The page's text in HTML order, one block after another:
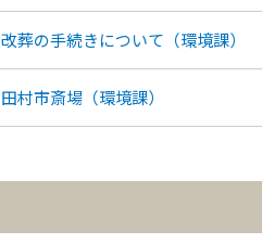
改葬の手続きについて（環境課）
田村市斎場（環境課）